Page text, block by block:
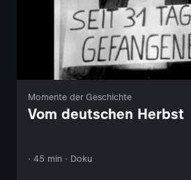
Momente der Geschichte
Vom deutschen Herbst
· 45 min · Doku